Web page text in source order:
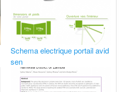
Schema electrique portail avid
sen